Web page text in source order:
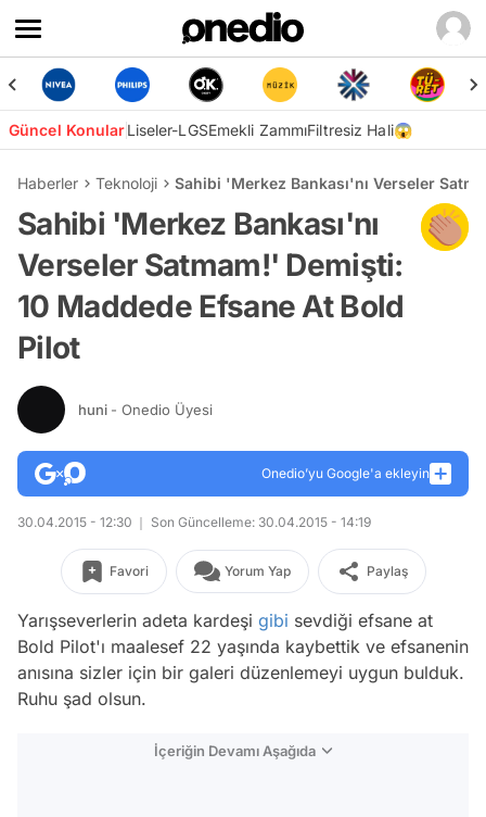
Güncel KonularLiseler-LGSEmekli ZammıFiltresiz Hali😱
Haberler Teknoloji Sahibi 'Merkez Bankası'nı Verseler
Sahibi 'Merkez Bankası'nı
Verseler Satmam!' Demişti:
10 Maddede Efsane At Bold
Pilot
huni - Onedio Üyesi
Onedio’yu Google'a ekleyin
30.04.2015 - 12:30 Son Güncelleme: 30.04.2015 - 14:19
Favori Yorum Yap Paylaş
Yarışseverlerin adeta kardeşi gibi sevdiği efsane at
Bold Pilot'ı maalesef 22 yaşında kaybettik ve efsanenin
anısına sizler için bir galeri düzenlemeyi uygun bulduk.
Ruhu şad olsun.
İçeriğin Devamı Aşağıda